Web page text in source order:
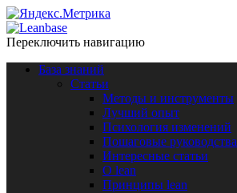
Переключить навигацию
База знаний
Статьи
Методы и инструменты
Лучший опыт
Психология изменений
Пошаговые руководства
Интересные статьи
O lean
Принципы lean